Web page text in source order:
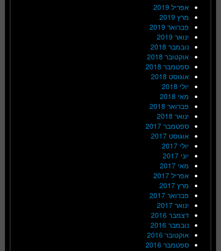
אפריל 2019
מרץ 2019
פברואר 2019
ינואר 2019
נובמבר 2018
אוקטובר 2018
ספטמבר 2018
אוגוסט 2018
יולי 2018
מאי 2018
פברואר 2018
ינואר 2018
ספטמבר 2017
אוגוסט 2017
יולי 2017
יוני 2017
מאי 2017
אפריל 2017
מרץ 2017
פברואר 2017
ינואר 2017
דצמבר 2016
נובמבר 2016
אוקטובר 2016
ספטמבר 2016